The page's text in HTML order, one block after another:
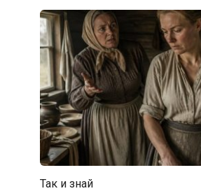
Так и знай